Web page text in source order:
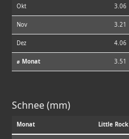
Okt 3.06
Nov 3.21
Dez 4.06
⌀ Monat 3.51
Schnee (mm)
Monat Little Rock